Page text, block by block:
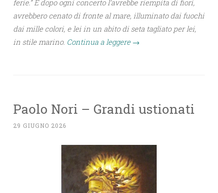
ferie.” E dopo ogni concerto l’avrebbe riempita di fiori,
avrebbero cenato di fronte al mare, illuminato dai fuochi
dai mille colori, e lei in un abito di seta tagliato per lei,
in stile marino. Continua a leggere →
Paolo Nori – Grandi ustionati
29 GIUGNO 2026